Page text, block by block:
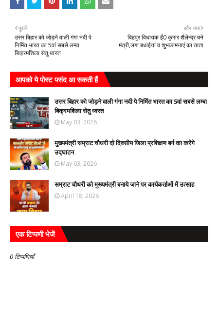
और नया
बिहपुर विधायक ईं0 कुमार शैलेन्द्र बने
मंत्री,लगा बधाईयां व शुभकामनाएं का ताता
पुराने
उत्तर बिहार को जोड़ने वाली गंगा नदी पे
निर्मित भारत का 5वां सबसे लम्बा
बिक्रमशिला सेतु ध्वस्त
आपको ये पोस्ट पसंद आ सकती हैं
उत्तर बिहार को जोड़ने वाली गंगा नदी पे निर्मित भारत का 5वां सबसे लम्बा
बिक्रमशिला सेतु ध्वस्त
May 03, 2026
मुख्यमंत्री सम्राट चौधरी दो‌ दिवसीय जिला प्रशिक्षण बर्ग का करेंगे
उद्घाटन
May 03, 2026
सम्राट चौधरी को मुख्यमंत्री बनाये जाने पर कार्यकर्ताओं में उत्साह
April 18, 2026
एक टिप्पणी भेजें
0 टिप्पणियाँ